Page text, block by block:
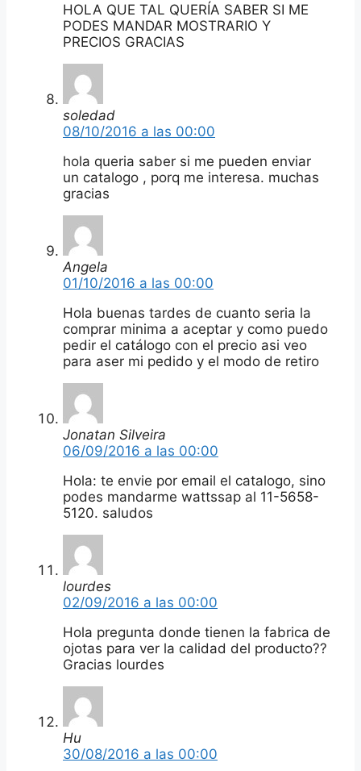
HOLA QUE TAL QUERÍA SABER SI ME
PODES MANDAR MOSTRARIO Y
PRECIOS GRACIAS
soledad
08/10/2016 a las 00:00
hola queria saber si me pueden enviar
un catalogo , porq me interesa. muchas
gracias
Angela
01/10/2016 a las 00:00
Hola buenas tardes de cuanto seria la
comprar minima a aceptar y como puedo
pedir el catálogo con el precio asi veo
para aser mi pedido y el modo de retiro
Jonatan Silveira
06/09/2016 a las 00:00
Hola: te envie por email el catalogo, sino
podes mandarme wattssap al 11-5658-
5120. saludos
lourdes
02/09/2016 a las 00:00
Hola pregunta donde tienen la fabrica de
ojotas para ver la calidad del producto??
Gracias lourdes
Hu
30/08/2016 a las 00:00